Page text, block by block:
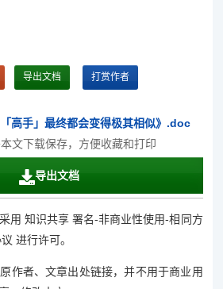
导出文档 打赏作者
「高手」最终都会变得极其相似》.doc
文下载保存，方便收藏和打印
导出文档
用 知识共享 署名-非商业性使用-相同方
进行许可。
作者、文章出处链接，并不用于商业用